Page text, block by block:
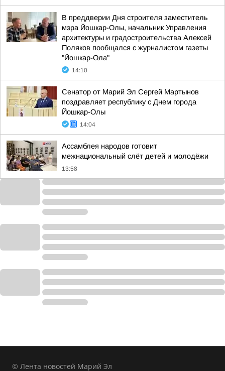
В преддверии Дня строителя заместитель
мэра Йошкар-Олы, начальник Управления
архитектуры и градостроительства Алексей
Поляков пообщался с журналистом газеты
"Йошкар-Ола"
14:10
Сенатор от Марий Эл Сергей Мартынов
поздравляет республику с Днем города
Йошкар-Олы
14:04
Ассамблея народов готовит
межнациональный слёт детей и молодёжи
13:58
© Лента новостей Марий Эл